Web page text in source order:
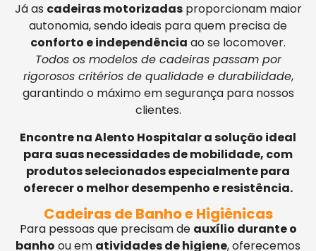
Já as cadeiras motorizadasproporcionam maior
autonomia, sendo ideais para quem precisa de
conforto e independência ao se locomover.
Todos os modelos de cadeiras passam por
rigorosos critérios de qualidade e durabilidade,
garantindo o máximo em segurança para nossos
clientes.
Encontre na Alento Hospitalar a solução ideal
para suas necessidades de mobilidade, com
produtos selecionados especialmente para
oferecer o melhor desempenho e resistência.
Cadeiras de Banho e Higiênicas
Para pessoas que precisam de auxílio durante o
banho ou em atividades de higiene, oferecemos